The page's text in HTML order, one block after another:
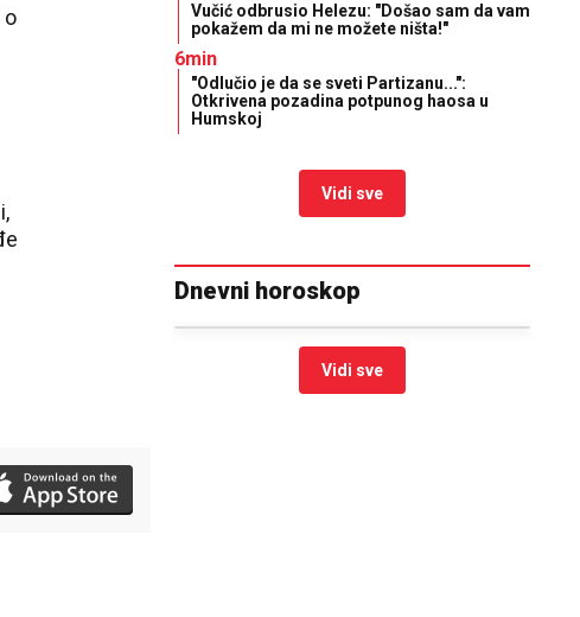
o
Vučić odbrusio Helezu: "Došao sam da vam
pokažem da mi ne možete ništa!"
6min
"Odlučio je da se sveti Partizanu...":
Otkrivena pozadina potpunog haosa u
Humskoj
Vidi sve
Dnevni horoskop
Vidi sve